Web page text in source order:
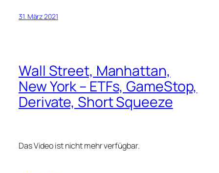
31. März 2021
Wall Street, Manhattan,
New York – ETFs, GameStop,
Derivate, Short Squeeze
Das Video ist nicht mehr verfügbar.